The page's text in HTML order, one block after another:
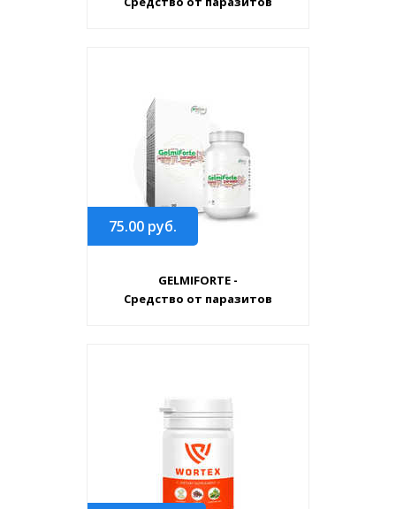
75.00 руб.
GELMIFORTE -
Средство от паразитов